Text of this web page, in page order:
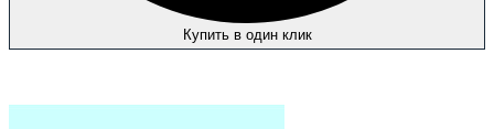
Купить в один клик